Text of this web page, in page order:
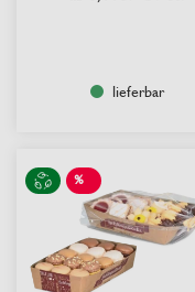
lieferbar
%
SALE